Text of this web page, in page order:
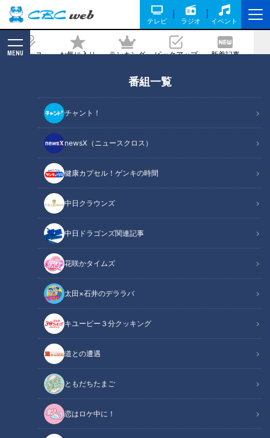
テレビ ラジオ イベント
ニュース お気に入り ランキング ピックアップ 新着記事
MENU
番組一覧
チャント！
newsX（ニュースクロス）
健康カプセル！ゲンキの時間
中日クラウンズ
中日ドラゴンズ関連記事
花咲かタイムズ
太田×石井のデララバ
キユーピー３分クッキング
道との遭遇
ともだちたまご
恋はロケ中に！
フェに！？また新たな仲間が・・・？
記事に戻る
【11人大家族】家の中がある意味・・カフェに！？また新たな仲間
この記事の画像